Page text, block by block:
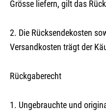
Grösse liefern, gilt das
2. Die Rücksendekosten
Versandkosten trägt der
Rückgaberecht
1. Ungebrauchte und